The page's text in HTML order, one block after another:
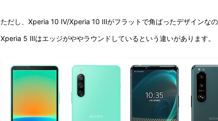
ただし、Xperia 10 Ⅳ/Xperia 10 Ⅲがフラットで角ばったデザインなの
Xperia 5 Ⅲはエッジがややラウンドしているという違いがあります。